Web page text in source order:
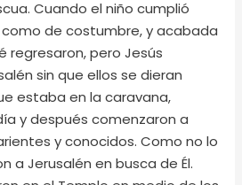
Cuando el niño cumplió
de costumbre, y acabada
regresaron, pero Jesús
sin que ellos se dieran
estaba en la caravana,
y después comenzaron a
y conocidos. Como no lo
a Jerusalén en busca de Él.